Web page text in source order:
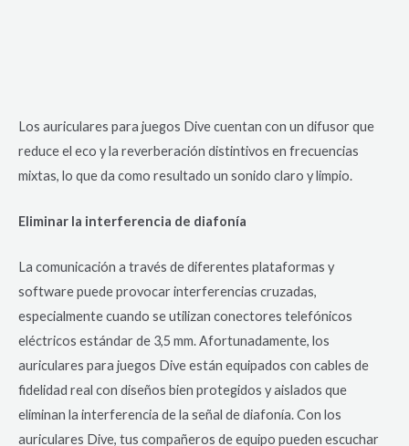
Los auriculares para juegos Dive cuentan con un difusor que
reduce el eco y la reverberación distintivos en frecuencias
mixtas, lo que da como resultado un sonido claro y limpio.
Eliminar la interferencia de diafonía
La comunicación a través de diferentes plataformas y
software puede provocar interferencias cruzadas,
especialmente cuando se utilizan conectores telefónicos
eléctricos estándar de 3,5 mm. Afortunadamente, los
auriculares para juegos Dive están equipados con cables de
fidelidad real con diseños bien protegidos y aislados que
eliminan la interferencia de la señal de diafonía. Con los
auriculares Dive, tus compañeros de equipo pueden escuchar